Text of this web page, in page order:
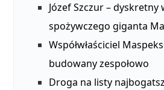
Józef Szczur – dyskretny
spożywczego giganta
Współwłaściciel
budowany zespołowo
Droga na listy